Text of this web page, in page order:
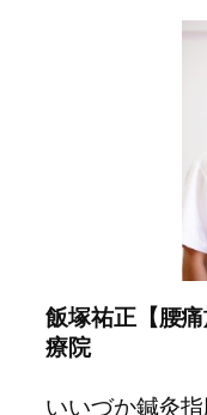
飯塚祐正【腰
療院
いいづか鍼灸